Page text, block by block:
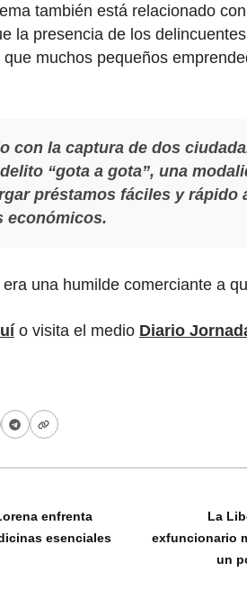
también está relacionado con
la presencia de los
muchos pequeños
con la captura de dos
“gota a gota”, una
préstamos fáciles y rápido
económicos.
una humilde comerciante a
o visita el medio Diario
enfrenta
esenciales
La
exfuncionario
un